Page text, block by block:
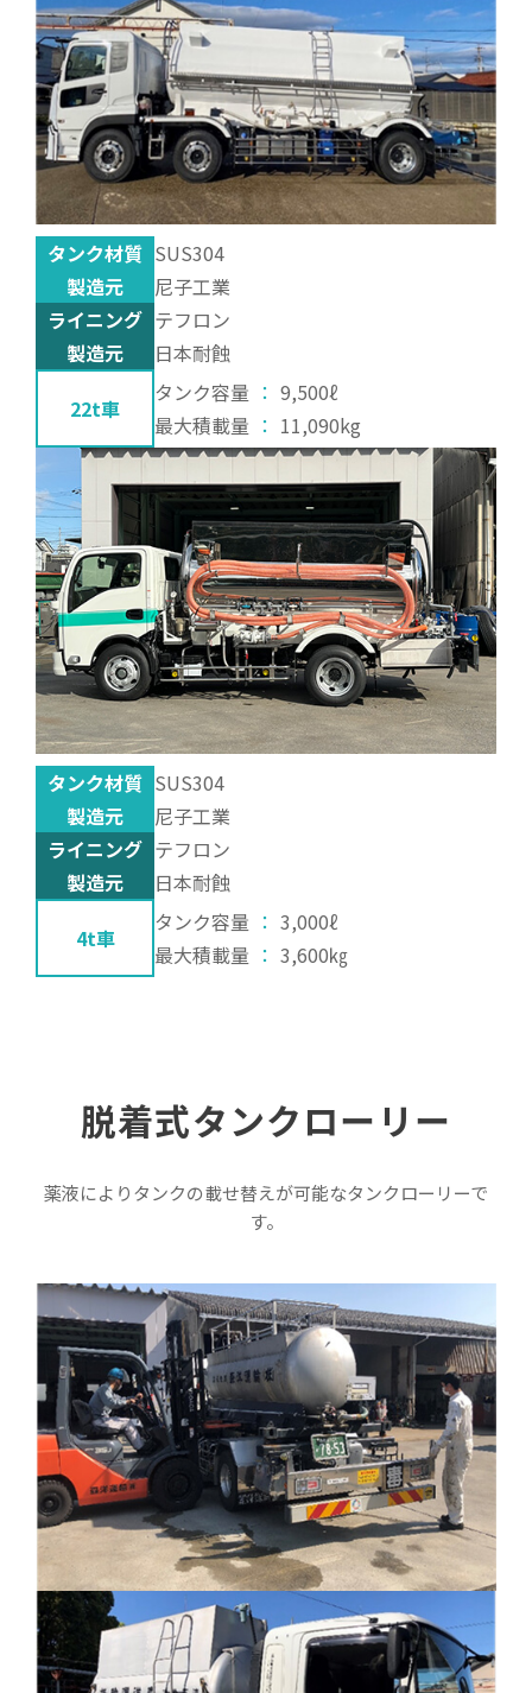
タンク材質 SUS304
製造元
尼子工業
ライニング テフロン
製造元
日本耐蝕
22t車
タンク容量 ： 9,500ℓ
最大積載量 ： 11,090kg
タンク材質 SUS304
製造元
尼子工業
ライニング テフロン
製造元
日本耐蝕
4t車
タンク容量 ： 3,000ℓ
最大積載量 ： 3,600㎏
脱着式タンクローリー
薬液によりタンクの載せ替えが可能なタンクローリーで
す。